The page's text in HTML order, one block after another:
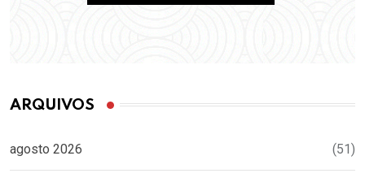
ARQUIVOS
agosto 2026 (51)